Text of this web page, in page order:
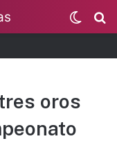
Switch
skin
oros